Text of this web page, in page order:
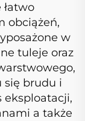
obciążeń,
w
tuleje oraz
się brudu i
eksploatacji,
a także